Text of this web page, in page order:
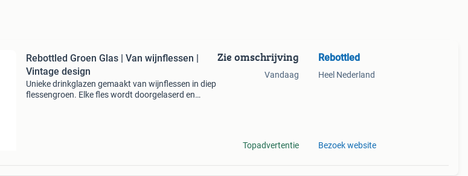
Rebottled Groen Glas | Van wijnflessen |
Vintage design
Unieke drinkglazen gemaakt van wijnflessen in diep
flessengroen. Elke fles wordt doorgelaserd en
Zie omschrijving
Vandaag
Topadvertentie
Rebottled
Heel Nederland
Bezoek website